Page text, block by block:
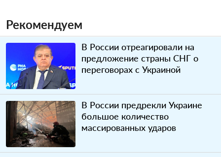
Рекомендуем
В России отреагировали на
предложение страны СНГ о
переговорах с Украиной
В России предрекли Украине
большое количество
массированных ударов